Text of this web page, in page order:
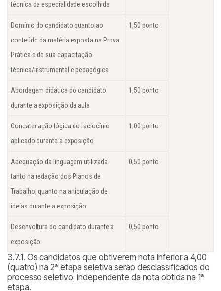
técnica da especialidade escolhida
Domínio do candidato quanto ao
conteúdo da matéria exposta na Prova
Prática e de sua capacitação
técnica/instrumental e pedagógica
1,50 ponto
Abordagem didática do candidato
durante a exposição da aula
1,50 ponto
Concatenação lógica do raciocínio
aplicado durante a exposição
1,00 ponto
Adequação da linguagem utilizada
tanto na redação dos Planos de
Trabalho, quanto na articulação de
ideias durante a exposição
0,50 ponto
Desenvoltura do candidato durante a
exposição
0,50 ponto
3.7.1. Os candidatos que obtiverem nota inferior a 4,00
(quatro) na 2ª etapa seletiva serão desclassificados do
processo seletivo, independente da nota obtida na 1ª
etapa.